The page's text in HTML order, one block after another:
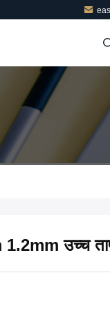
उच्च